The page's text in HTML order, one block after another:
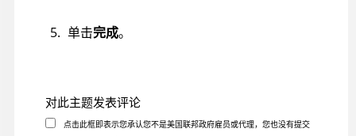
单击完成。
对此主题发表评论
点击此框即表示您承认您不是美国联邦政府雇员或代理，您也没有提交